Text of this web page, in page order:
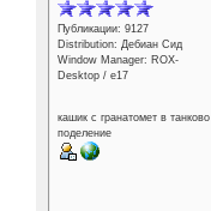
Публикации: 9127
Distribution: Дебиан Сид
Window Manager: ROX-
Desktop / е17
кашик с гранатомет в танково
поделение